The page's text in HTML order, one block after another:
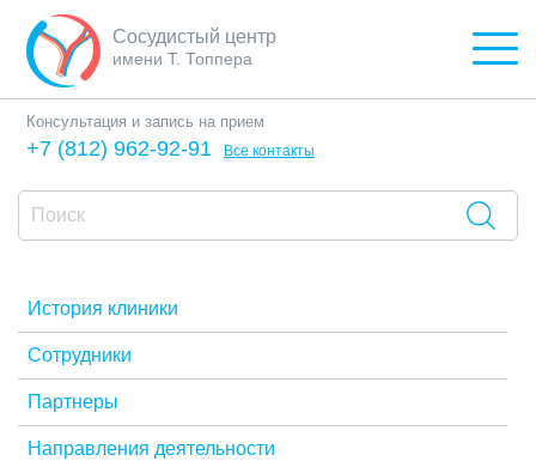
Сосудистый центр
имени Т. Топпера
Консультация и запись на прием
+7 (812) 962-92-91 Все контакты
История клиники
Сотрудники
Партнеры
Направления деятельности